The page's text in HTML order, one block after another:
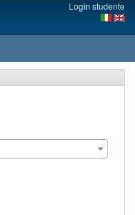
Login studente